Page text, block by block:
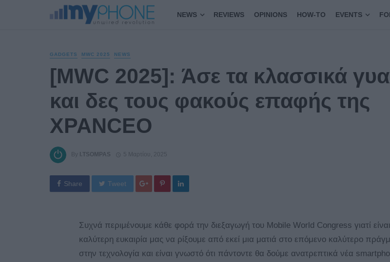
NEWS REVIEWS OPINIONS HOW-TO EVENTS
GADGETS MWC 2025 NEWS
[MWC 2025]: Άσε τα κλασσικά
και δες τους φακούς επαφής της
XPANCEO
By I.TSOMPAS 5 Μαρτίου, 2025
Share Tweet
Συχνά περιμένουμε κάθε φορά την διεξαγωγή του Mobile World Congress γιατί
καλύτερη ευκαιρία μας να ρίξουμε από εκεί μια ματιά στο επόμενο καλύτερο
στην τεχνολογία και είναι γνωστό ότι πάντοντε θα δούμε ανατρεπτικά νέα